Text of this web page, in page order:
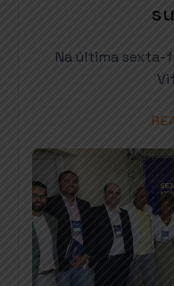
Na última sexta-